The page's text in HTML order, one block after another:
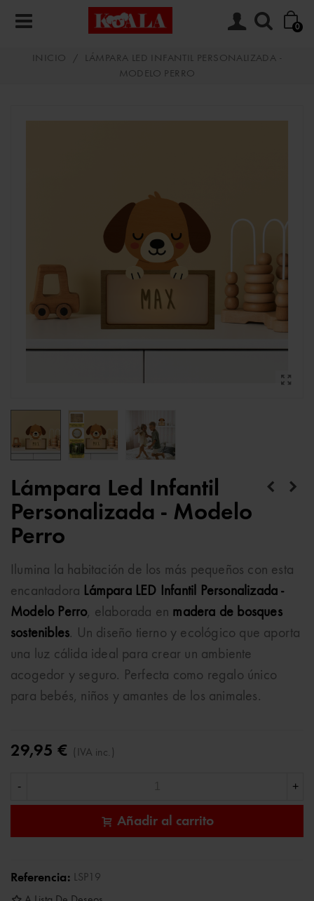
0
INICIO /
LÁMPARA LED INFANTIL PERSONALIZADA -
MODELO PERRO
Lámpara Led Infantil
Personalizada - Modelo
Perro
Ilumina la habitación de los más pequeños con esta
encantadora Lámpara LED Infantil Personalizada -
Modelo Perro, elaborada en madera de bosques
sostenibles. Un diseño tierno y ecológico que aporta
una luz cálida ideal para crear un ambiente
acogedor y seguro. Perfecta como regalo único
para bebés, niños y amantes de los animales.
29,95 € (IVA inc.)
- +
Añadir al carrito
Referencia: LSP19